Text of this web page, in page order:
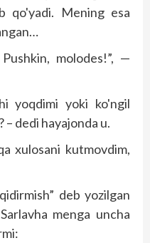
qo'yadi. Mening esa
molodes!”, —
yoqdimi yoki ko'ngil
– dedi hayajonda u.
xulosani kutmovdim,
deb yozilgan
menga uncha